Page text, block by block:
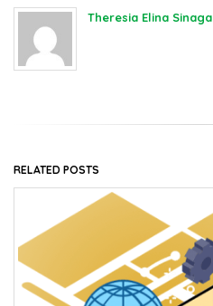
Theresia Elina Sinaga
RELATED POSTS